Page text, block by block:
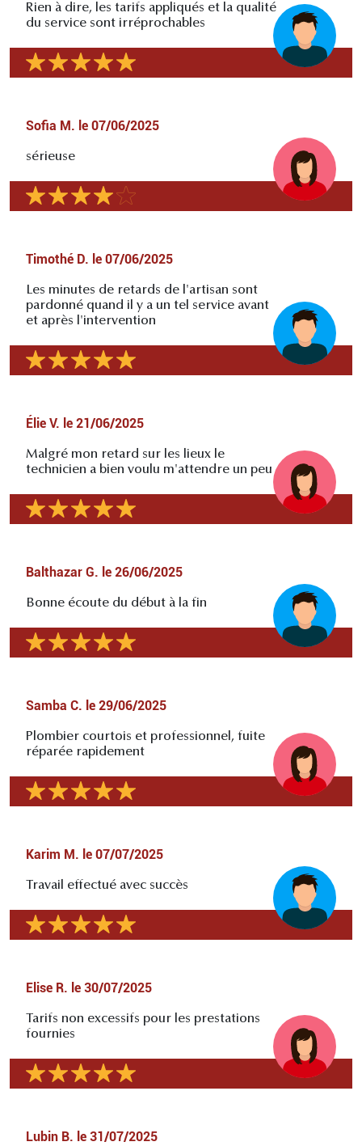
Rien à dire, les tarifs appliqués et la qualité
du service sont irréprochables
Sofia M. le 07/06/2025
sérieuse
Timothé D. le 07/06/2025
Les minutes de retards de l'artisan sont
pardonné quand il y a un tel service avant
et après l'intervention
Élie V. le 21/06/2025
Malgré mon retard sur les lieux le
technicien a bien voulu m'attendre un peu
Balthazar G. le 26/06/2025
Bonne écoute du début à la fin
Samba C. le 29/06/2025
Plombier courtois et professionnel, fuite
réparée rapidement
Karim M. le 07/07/2025
Travail effectué avec succès
Elise R. le 30/07/2025
Tarifs non excessifs pour les prestations
fournies
Lubin B. le 31/07/2025